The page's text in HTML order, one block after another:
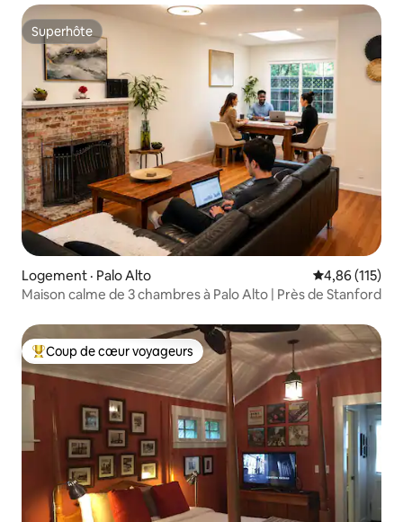
Superhôte
Superhôte
Logement · Palo Alto Note
4,86 (115)
Maison calme de 3 chambres à Palo Alto | Près de Stanford
Coup de cœur voyageurs parmi les plus aimés
Coup de cœur voyageurs